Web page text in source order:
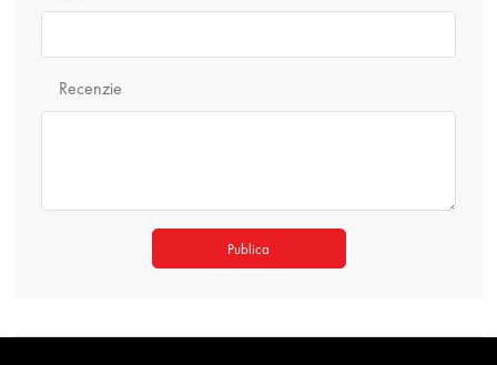
Recenzie
Publica